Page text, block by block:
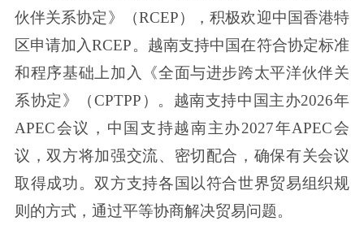
伙伴关系协定》（RCEP），积极欢迎中国香港特
区申请加入RCEP。越南支持中国在符合协定标准
和程序基础上加入《全面与进步跨太平洋伙伴关
系协定》（CPTPP）。越南支持中国主办2026年
APEC会议，中国支持越南主办2027年APEC会
议，双方将加强交流、密切配合，确保有关会议
取得成功。双方支持各国以符合世界贸易组织规
则的方式，通过平等协商解决贸易问题。